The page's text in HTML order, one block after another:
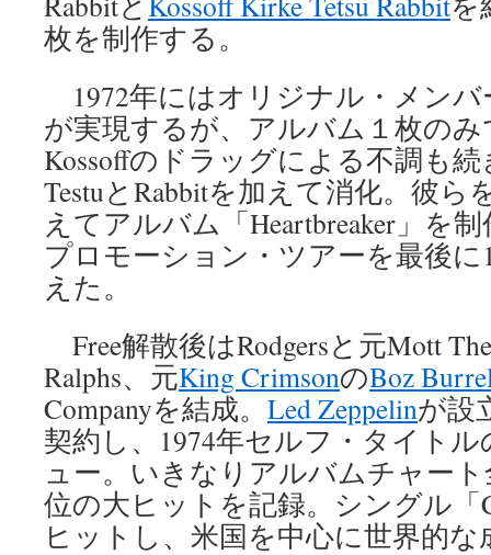
枚を制作する。
1972年にはオリジナル・メンバ
が実現するが、アルバム１枚のみ
Kossoffのドラッグによる不調も
TestuとRabbitを加えて消化。彼ら
えてアルバム「Heartbreaker」を
プロモーション・ツアーを最後に
えた。
Free解散後はRodgersと元Mott
Ralphs、元King CrimsonのBoz
Companyを結成。 Led Zeppelinが設
契約し、1974年セルフ・タイト
ュー。いきなりアルバムチャー
位の大ヒットを記録。シングル「
ヒットし、米国を中心に世界的